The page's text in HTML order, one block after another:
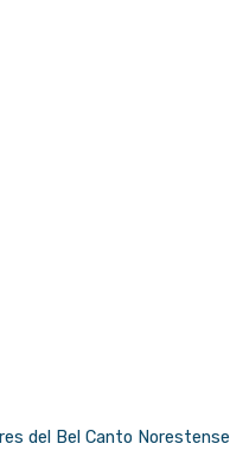
del Bel Canto Norestense